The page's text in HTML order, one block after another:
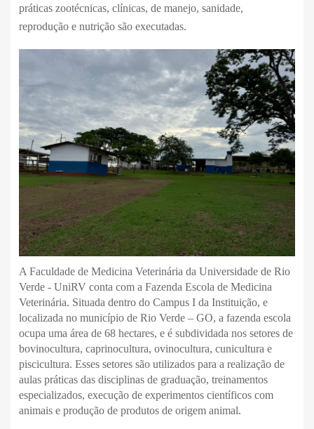
práticas zootécnicas, clínicas, de manejo, sanidade,
reprodução e nutrição são executadas.
A Faculdade de Medicina Veterinária da Universidade de Rio
Verde - UniRV conta com a Fazenda Escola de Medicina
Veterinária. Situada dentro do Campus I da Instituição, e
localizada no município de Rio Verde – GO, a fazenda escola
ocupa uma área de 68 hectares, e é subdividada nos setores de
bovinocultura, caprinocultura, ovinocultura, cunicultura e
piscicultura. Esses setores são utilizados para a realização de
aulas práticas das disciplinas de graduação, treinamentos
especializados, execução de experimentos científicos com
animais e produção de produtos de origem animal.